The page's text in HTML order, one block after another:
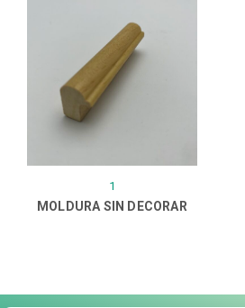
1
MOLDURA SIN DECORAR